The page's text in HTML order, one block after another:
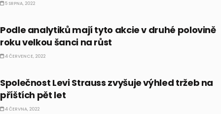
5 SRPNA, 2022
Podle analytiků mají tyto akcie v druhé polovině
roku velkou šanci na růst
4 ČERVENCE, 2022
Společnost Levi Strauss zvyšuje výhled tržeb na
příštích pět let
4 ČERVNA, 2022